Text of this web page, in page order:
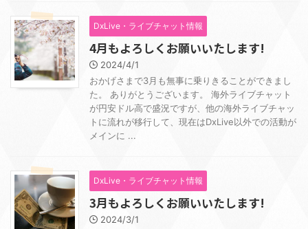
DxLive・ライブチャット情報
4月もよろしくお願いいたします!
2024/4/1
おかげさまで3月も無事に乗りきることができまし
た。 ありがとうございます。 海外ライブチャット
が円安ドル高で盛況ですが、他の海外ライブチャッ
トに流れが移行して、現在はDxLive以外での活動が
メインに ...
DxLive・ライブチャット情報
3月もよろしくお願いいたします!
2024/3/1